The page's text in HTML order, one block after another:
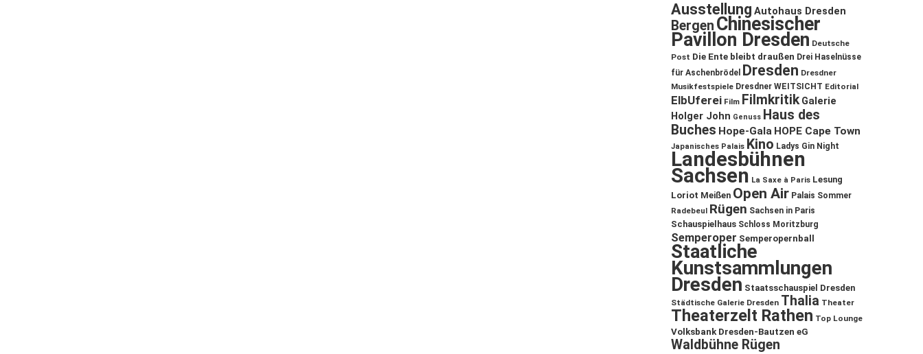
Ausstellung Autohaus Dresden
Bergen Chinesischer
Pavillon Dresden Deutsche
Post Die Ente bleibt draußen Drei Haselnüsse
für Aschenbrödel
Dresden Dresdner
Musikfestspiele Dresdner WEITSICHT Editorial
ElbUferei Film Filmkritik Galerie
Holger John Genuss Haus des
Buches Hope-Gala HOPE Cape Town
Japanisches Palais Kino Ladys Gin Night
Landesbühnen
Sachsen La Saxe à Paris Lesung
Loriot Meißen Open Air Palais Sommer
Radebeul Rügen Sachsen in Paris
Schauspielhaus Schloss Moritzburg
Semperoper Semperopernball
Staatliche
Kunstsammlungen
Dresden Staatsschauspiel Dresden
Städtische Galerie Dresden Thalia Theater
Theaterzelt Rathen Top Lounge
Volksbank Dresden-Bautzen eG
Waldbühne Rügen